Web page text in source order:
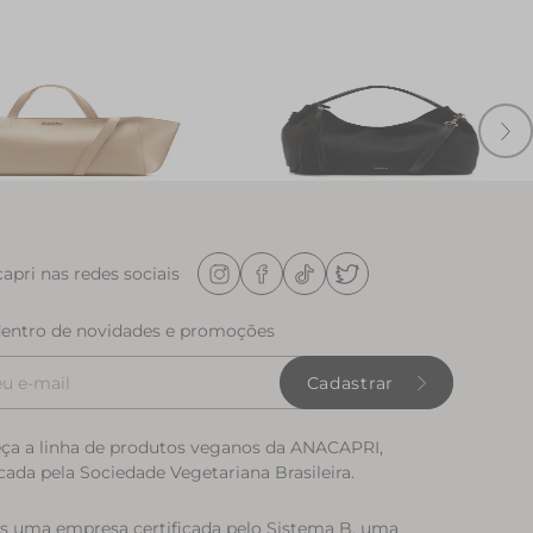
Tunisia Bege
R$ 179,90
Bolsa Shopping Grande Hobo Skin
R$ 279,90
nas redes sociais
de novidades e promoções
Cadastrar
a linha de produtos veganos da ANACAPRI,
pela Sociedade Vegetariana Brasileira.
uma empresa certificada pelo Sistema B, uma